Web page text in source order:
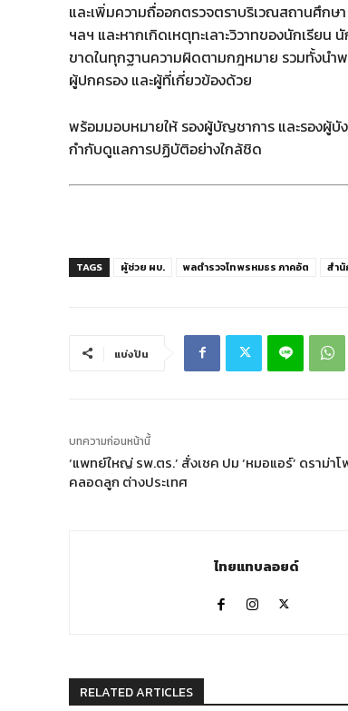
และเพิ่มความถื่ออกตรวจตราบริเวณสถานศึกษ
ฯลฯ และหากเกิดเหตุทะเลาะวิวาทของนักเรียน
ขาดในทุกฐานความผิดตามกฎหมาย รวมทั้งน
ผู้ปกครอง และผู้ที่เกี่ยวข้องด้วย
พร้อมมอบหมายให้ รองผู้บัญชาการ และรองผู้
กำกับดูแลการปฏิบัติอย่างใกล้ชิด
TAGS ผู้ช่วย ผบ. พลตำรวจโท พรหมธร ภาคอัต สำนั
แบ่งปัน
บทความก่อนหน้านี้
‘แพทย์ใหญ่ รพ.ตร.’ สั่งเชค ปม ‘หมอแอร์’ ดราม่า
คลอดลูก ต่างประเทศ
ไทยแทบลอยด์
RELATED ARTICLES